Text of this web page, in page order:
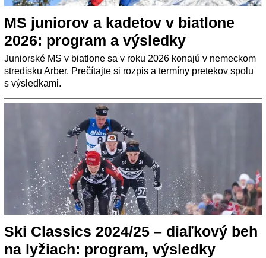
MS juniorov a kadetov v biatlone
2026: program a výsledky
Juniorské MS v biatlone sa v roku 2026 konajú v nemeckom
stredisku Arber. Prečítajte si rozpis a termíny pretekov spolu
s výsledkami.
Ski Classics 2024/25 – diaľkový beh
na lyžiach: program, výsledky